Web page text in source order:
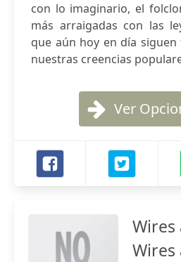
con lo imaginario, el
más arraigadas con las
que aún hoy en día
nuestras creencias
Ver
Wires
Wires